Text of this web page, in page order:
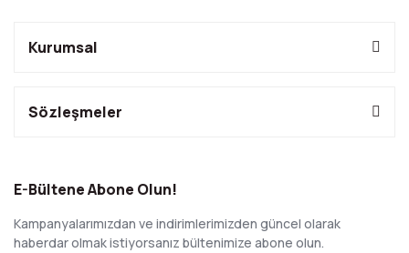
Kurumsal
Sözleşmeler
E-Bültene Abone Olun!
Kampanyalarımızdan ve indirimlerimizden güncel olarak
haberdar olmak istiyorsanız bültenimize abone olun.